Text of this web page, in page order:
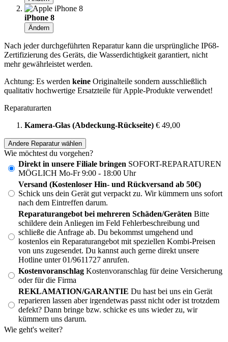
iPhone 8
Ändern
Nach jeder durchgeführten Reparatur kann die ursprüngliche IP68-
Zertifizierung des Geräts, die Wasserdichtigkeit garantiert, nicht
mehr gewährleistet werden.
Achtung: Es werden keine Originalteile sondern ausschließlich
qualitativ hochwertige Ersatzteile für Apple-Produkte verwendet!
Reparaturarten
Kamera-Glas (Abdeckung-Rückseite) € 49,00
Andere Reparatur wählen
Wie möchtest du vorgehen?
Direkt in unsere Filiale bringen SOFORT-REPARATUREN
MÖGLICH Mo-Fr 9:00 - 18:00 Uhr
Versand (Kostenloser Hin- und Rückversand ab 50€)
Schick uns dein Gerät gut verpackt zu. Wir kümmern uns sofort
nach dem Eintreffen darum.
Reparaturangebot bei mehreren Schäden/Geräten Bitte
schildere dein Anliegen im Feld Fehlerbeschreibung und
schließe die Anfrage ab. Du bekommst umgehend und
kostenlos ein Reparaturangebot mit speziellen Kombi-Preisen
von uns zugesendet. Du kannst auch gerne direkt unsere
Hotline unter 01/9611727 anrufen.
Kostenvoranschlag Kostenvoranschlag für deine Versicherung
oder für die Firma
REKLAMATION/GARANTIE Du hast bei uns ein Gerät
reparieren lassen aber irgendetwas passt nicht oder ist trotzdem
defekt? Dann bringe bzw. schicke es uns wieder zu, wir
kümmern uns darum.
Wie geht's weiter?